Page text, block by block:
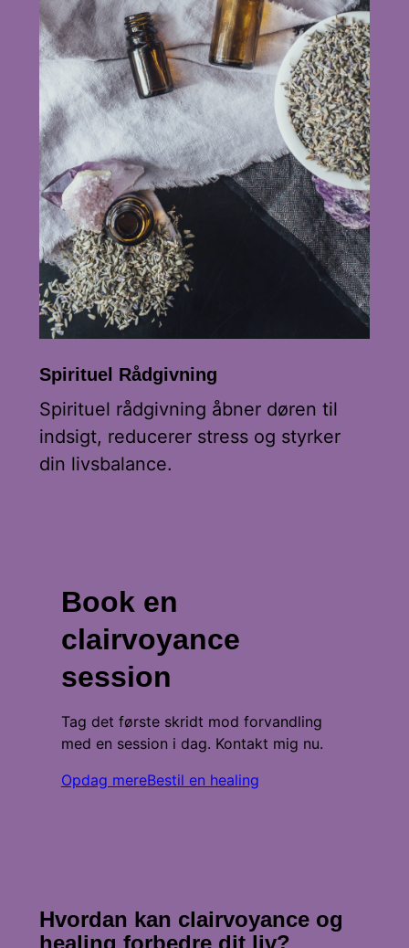
Spirituel Rådgivning
Spirituel rådgivning åbner døren til
indsigt, reducerer stress og styrker
din livsbalance.
Book en
clairvoyance
session
Tag det første skridt mod forvandling
med en session i dag. Kontakt mig nu.
Opdag mereBestil en healing
Hvordan kan clairvoyance og